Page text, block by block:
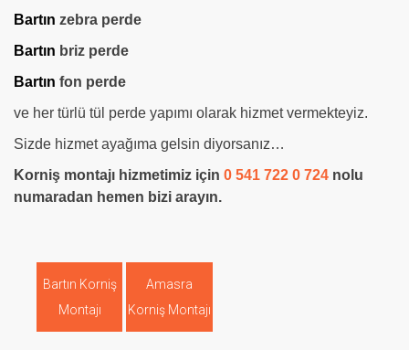
Bartın zebra perde
Bartın briz perde
Bartın fon perde
ve her türlü tül perde yapımı olarak hizmet vermekteyiz.
Sizde hizmet ayağıma gelsin diyorsanız…
Korniş montajı hizmetimiz için 0 541 722 0 724 nolu
numaradan hemen bizi arayın.
Bartın Korniş
Montajı
Amasra
Korniş Montajı